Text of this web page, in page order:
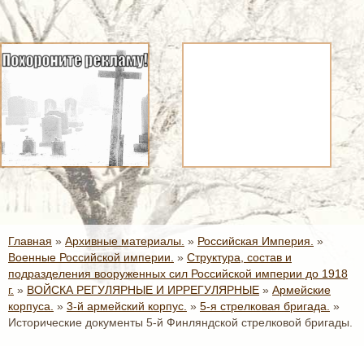
Главная » Архивные материалы. » Российская Империя. »
Военные Российской империи. » Структура, состав и
подразделения вооруженных сил Российской империи до 1918
г. » ВОЙСКА РЕГУЛЯРНЫЕ И ИРРЕГУЛЯРНЫЕ » Армейские
корпуса. » 3-й армейский корпус. » 5-я стрелковая бригада. »
Исторические документы 5-й Финляндской стрелковой бригады.